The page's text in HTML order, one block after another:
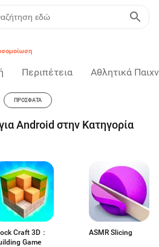
Περιπέτεια Αθλητικά
ΠΡΌΣΦΑΤΑ
Android στην Κατηγορία
Craft 3D：
Game
ASMR Slicing